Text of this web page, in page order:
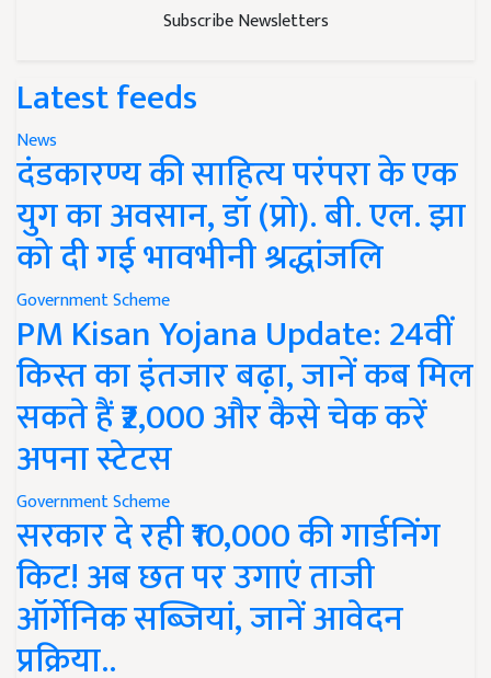
Subscribe Newsletters
Latest feeds
News
दंडकारण्य की साहित्य परंपरा के एक
युग का अवसान, डॉ (प्रो). बी. एल. झा
को दी गई भावभीनी श्रद्धांजलि
Government Scheme
PM Kisan Yojana Update: 24वीं
किस्त का इंतजार बढ़ा, जानें कब मिल
सकते हैं ₹2,000 और कैसे चेक करें
अपना स्टेटस
Government Scheme
सरकार दे रही ₹10,000 की गार्डनिंग
किट! अब छत पर उगाएं ताजी
ऑर्गेनिक सब्जियां, जानें आवेदन
प्रक्रिया..